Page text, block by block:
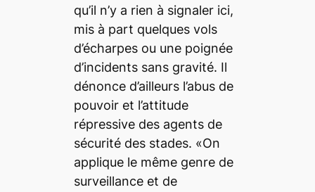
qu’il n’y a rien à signaler ici,
mis à part quelques vols
d’écharpes ou une poignée
d’incidents sans gravité. Il
dénonce d’ailleurs l’abus de
pouvoir et l’attitude
répressive des agents de
sécurité des stades. «On
applique le même genre de
surveillance et de